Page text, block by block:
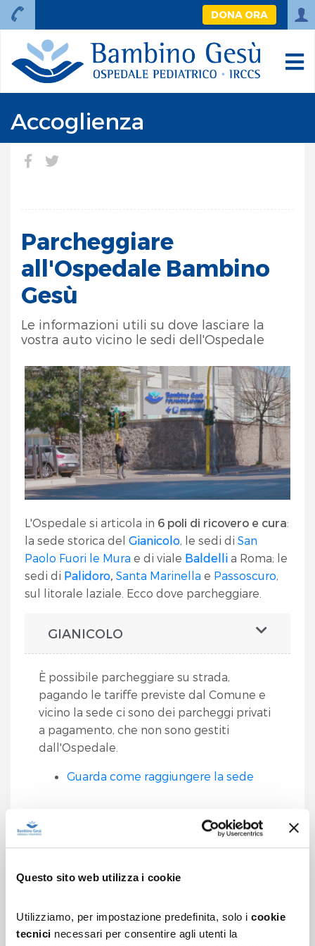
Questo sito web utilizza i cookie
Utilizziamo, per impostazione predefinita, solo i cookie
tecnici necessari per consentire agli utenti la
DONA ORA
Accoglienza
Parcheggiare
all'Ospedale Bambino
Gesù
Le informazioni utili su dove lasciare la
vostra auto vicino le sedi dell'Ospedale
L'Ospedale si articola in 6 poli di ricovero e cura:
la sede storica del Gianicolo, le sedi di San
Paolo Fuori le Mura e di viale Baldelli a Roma; le
sedi di Palidoro, Santa Marinella e Passoscuro,
sul litorale laziale. Ecco dove parcheggiare.
GIANICOLO
È possibile parcheggiare su strada,
pagando le tariffe previste dal Comune e
vicino la sede ci sono dei parcheggi privati
a pagamento, che non sono gestiti
dall'Ospedale.
Guarda come raggiungere la sede
BALDELLI
PALIDORO